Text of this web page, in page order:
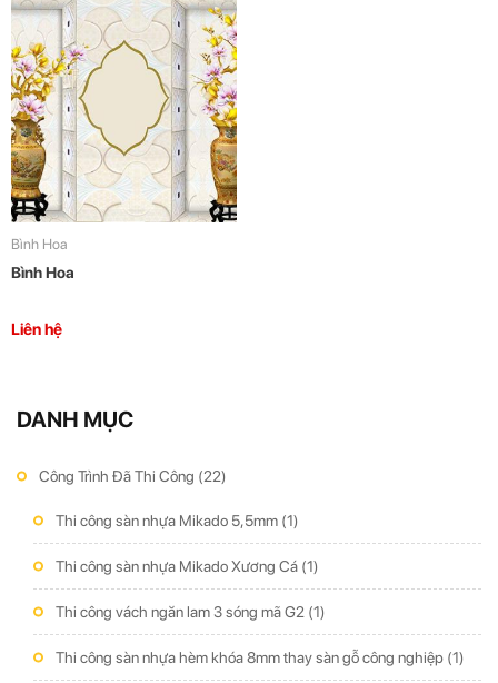
DANH MỤC
Công Trình Đã Thi Công (22)
Thi công sàn nhựa Mikado 5,5mm (1)
Thi công sàn nhựa Mikado Xương Cá (1)
Thi công vách ngăn lam 3 sóng mã G2 (1)
Thi công sàn nhựa hèm khóa 8mm thay sàn gỗ công nghiệp (1)
Bình Hoa
Bình Hoa
Liên hệ